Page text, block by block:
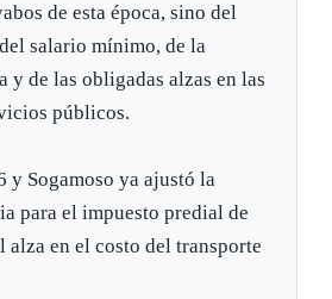
de esta época, sino del
salario mínimo, de la
y de las obligadas alzas en las
públicos.
y Sogamoso ya ajustó la
para el impuesto predial de
alza en el costo del transporte